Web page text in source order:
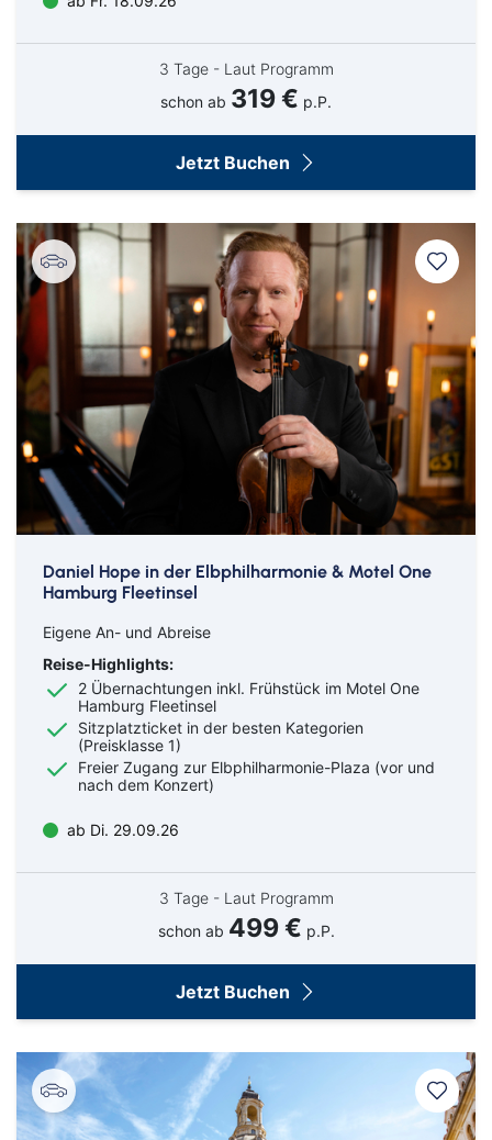
3 Tage - Laut Programm
schon ab 319 € p.P.
Jetzt Buchen
Daniel Hope in der Elbphilharmonie & Motel One
Hamburg Fleetinsel
Eigene An- und Abreise
Reise-Highlights:
2 Übernachtungen inkl. Frühstück im Motel One
Hamburg Fleetinsel
Sitzplatzticket in der besten Kategorien
(Preisklasse 1)
Freier Zugang zur Elbphilharmonie-Plaza (vor und
nach dem Konzert)
ab Di. 29.09.26
3 Tage - Laut Programm
schon ab 499 € p.P.
Jetzt Buchen